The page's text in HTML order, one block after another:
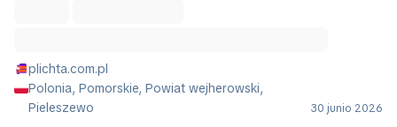
plichta.com.pl
Polonia, Pomorskie, Powiat wejherowski,
Pieleszewo
30 junio 2026